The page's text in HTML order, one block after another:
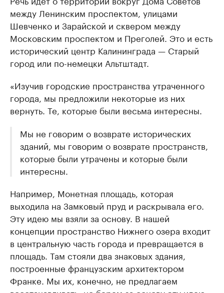
между Ленинским проспектом, улицами
Шевченко и Зарайской и сквером между
Московским проспектом и Преголей. Это и есть
исторический центр Калининграда — Старый
город или по-немецки Альтштадт.
«Изучив городские пространства утраченного
города, мы предложили некоторые из них
вернуть. Те, которые были весьма интересны.
Мы не говорим о возврате исторических
зданий, мы говорим о возврате пространств,
которые были утрачены и которые были
интересны.
Например, Монетная площадь, которая
выходила на Замковый пруд и раскрывала его.
Эту идею мы взяли за основу. В нашей
концепции пространство Нижнего озера входит
в центральную часть города и превращается в
площадь. Там стояли два знаковых здания,
построенные французским архитектором
Франке. Мы их, конечно, не предлагаем